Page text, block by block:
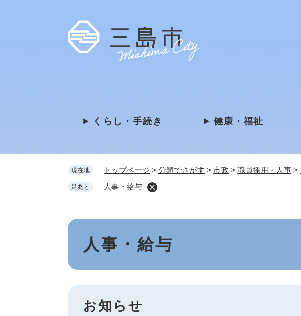
くらし・手続き 健康・福祉
現在地 トップページ > 分類でさがす > 市政 > 職員採用・人事 >
足あと 人事・給与
本
人事・給与
お知らせ